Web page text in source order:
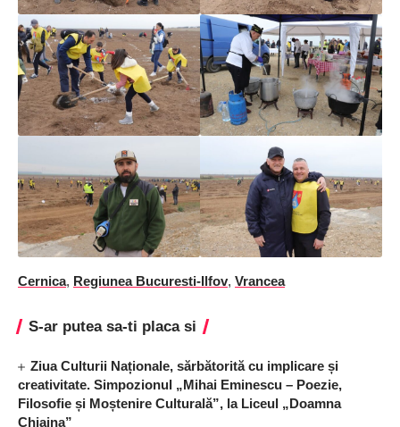
Cernica, Regiunea Bucuresti-Ilfov, Vrancea
S-ar putea sa-ti placa si
Ziua Culturii Naționale, sărbătorită cu implicare și
creativitate. Simpozionul „Mihai Eminescu – Poezie,
Filosofie și Moștenire Culturală”, la Liceul „Doamna
Chiajna”